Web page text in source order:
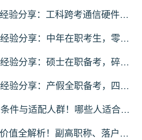
软考高项备考经验分享：工科跨考通信硬件从业者，规划先行稳扎稳打通关
软考高项备考经验分享：中年在职考生，零基础突围备考经验
软考高项备考经验分享：硕士在职备考，碎片化时间高效通关方案
软考高项备考经验分享：产假全职备考，四轮递进式复习落地法
软考高项报考条件与适配人群！哪些人适合考高项
软考高项证书价值全解析！副高职称、落户补贴、职场晋升专属红利